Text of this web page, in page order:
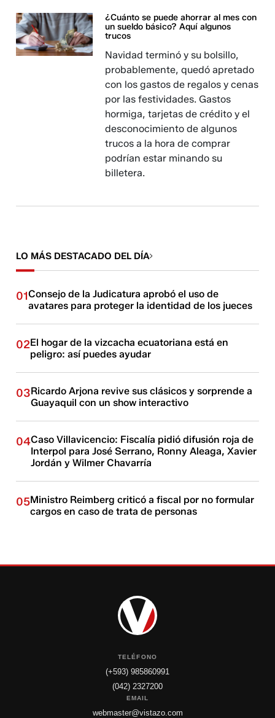
¿Cuánto se puede ahorrar al mes con
un sueldo básico? Aquí algunos
trucos
Navidad terminó y su bolsillo,
probablemente, quedó apretado
con los gastos de regalos y cenas
por las festividades. Gastos
hormiga, tarjetas de crédito y el
desconocimiento de algunos
trucos a la hora de comprar
podrían estar minando su
billetera.
LO MÁS DESTACADO DEL DÍA
01Consejo de la Judicatura aprobó el uso de
avatares para proteger la identidad de los jueces
02El hogar de la vizcacha ecuatoriana está en
peligro: así puedes ayudar
03Ricardo Arjona revive sus clásicos y sorprende a
Guayaquil con un show interactivo
04Caso Villavicencio: Fiscalía pidió difusión roja de
Interpol para José Serrano, Ronny Aleaga, Xavier
Jordán y Wilmer Chavarría
05Ministro Reimberg criticó a fiscal por no formular
cargos en caso de trata de personas
TELÉFONO
(+593) 985860991
(042) 2327200
EMAIL
webmaster@vistazo.com